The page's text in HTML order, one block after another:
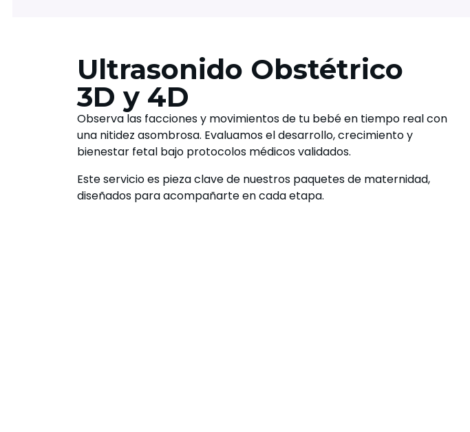
Ultrasonido Obstétrico
3D y 4D
Observa las facciones y movimientos de tu bebé en tiempo real con
una nitidez asombrosa. Evaluamos el desarrollo, crecimiento y
bienestar fetal bajo protocolos médicos validados.
Este servicio es pieza clave de nuestros paquetes de maternidad,
diseñados para acompañarte en cada etapa.